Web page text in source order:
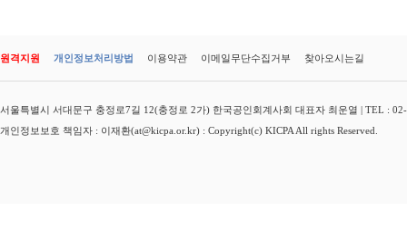
원격지원 개인정보처리방법 이용약관 이메일무단수집거부 찾아오시는길
서울특별시 서대문구 충정로7길 12(충정로 2가) 한국공인회계사회 대표자 최운열 | TEL :
개인정보보호 책임자 : 이재환(at@kicpa.or.kr) : Copyright(c) KICPA All rights Reserved.